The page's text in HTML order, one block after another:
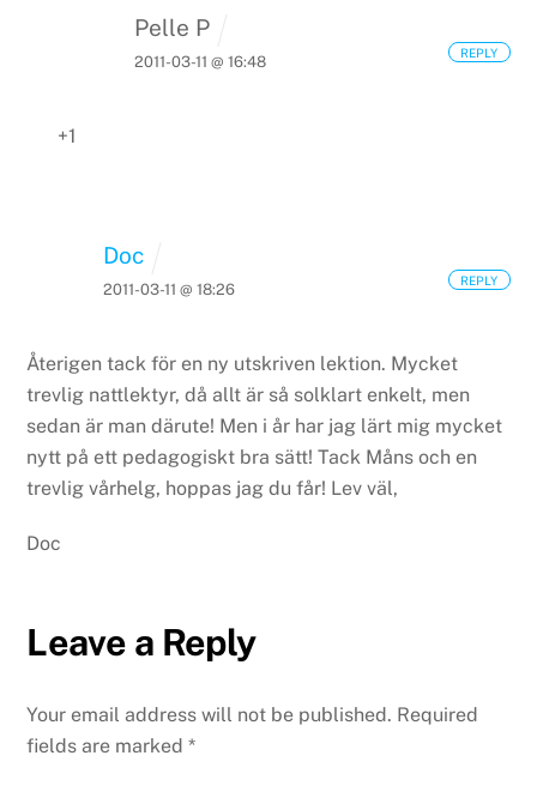
Pelle P
2011-03-11 @ 16:48
+1
REPLY
Doc
2011-03-11 @ 18:26
Återigen tack för en ny utskriven lektion. Mycket
trevlig nattlektyr, då allt är så solklart enkelt, men
sedan är man därute! Men i år har jag lärt mig mycket
nytt på ett pedagogiskt bra sätt! Tack Måns och en
trevlig vårhelg, hoppas jag du får! Lev väl,
Doc
REPLY
Leave a Reply
Your email address will not be published. Required
fields are marked*